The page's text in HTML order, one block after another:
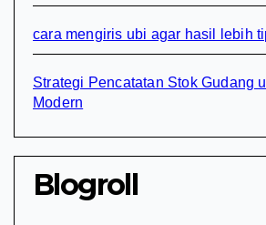
cara mengiris ubi agar hasil lebih
Strategi Pencatatan Stok Gudang
Modern
Blogroll